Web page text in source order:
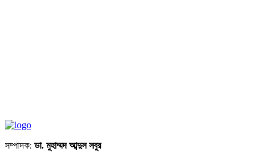
সম্পাদক: ডা. মুহাম্মদ আব্দুস সবুর